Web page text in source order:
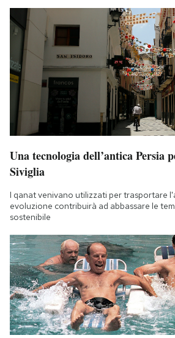
Una tecnologia dell’antica Persia
Siviglia
I qanat venivano utilizzati per trasportare
evoluzione contribuirà ad abbassare le
sostenibile